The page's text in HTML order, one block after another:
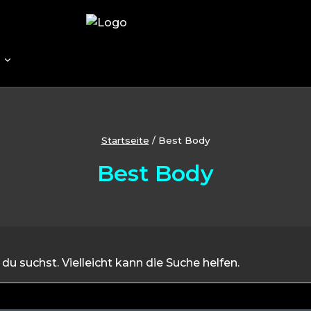
Startseite / Best Body
Best Body
suchst. Vielleicht kann die Suche helfen.